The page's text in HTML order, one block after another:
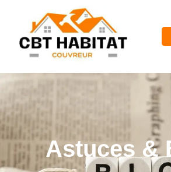
Astuces &